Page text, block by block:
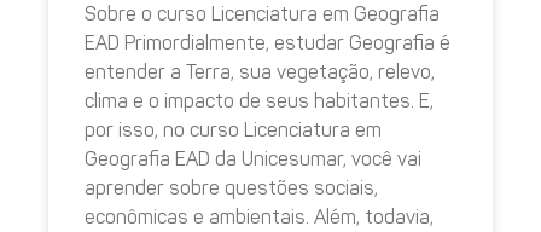
Sobre o curso Licenciatura em Geografia
EAD Primordialmente, estudar Geografia é
entender a Terra, sua vegetação, relevo,
clima e o impacto de seus habitantes. E,
por isso, no curso Licenciatura em
Geografia EAD da Unicesumar, você vai
aprender sobre questões sociais,
econômicas e ambientais. Além, todavia,